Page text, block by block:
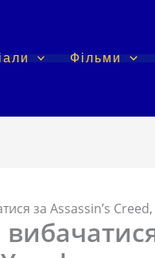
Фільми
за Assassin’s Creed,